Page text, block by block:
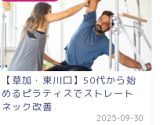
【草加・東川口】50代から始
めるピラティスでストレート
ネック改善
2025-09-30